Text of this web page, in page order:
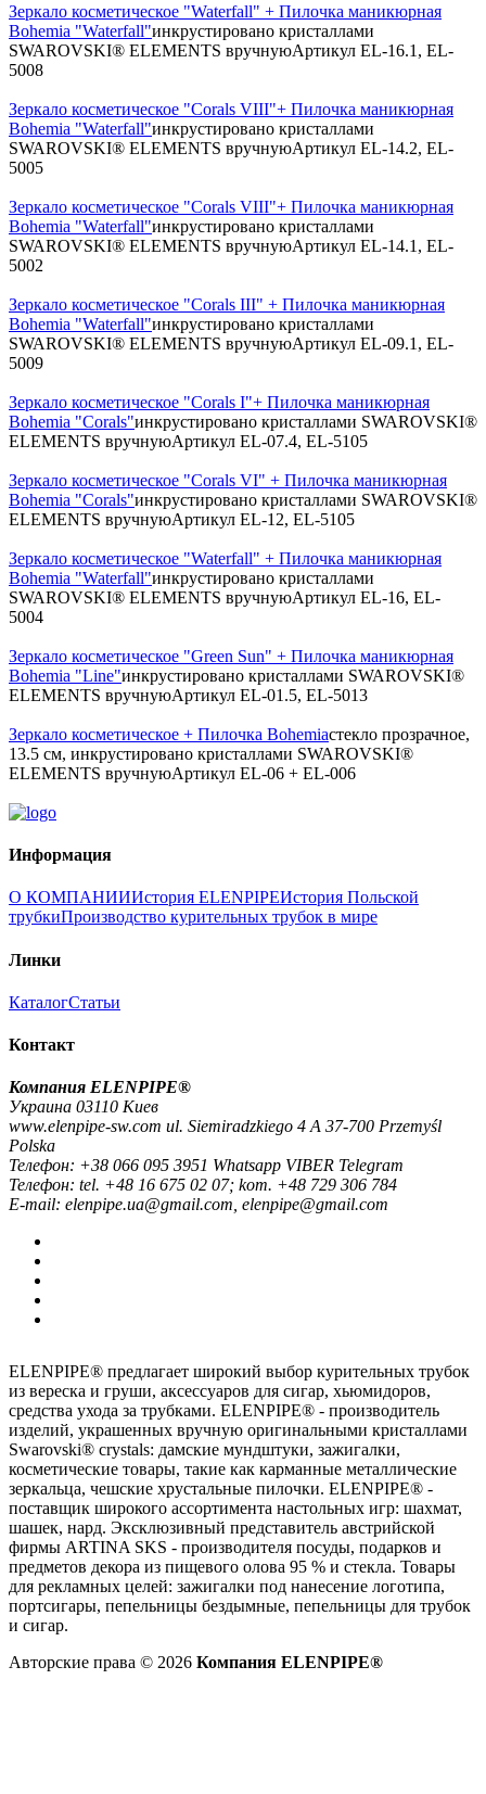
Зеркало косметическое "Waterfall" + Пилочка маникюрная
Bohemia "Waterfall"инкрустировано кристаллами
SWAROVSKI® ELEMENTS вручнуюАртикул EL-16.1, EL-
5008
Зеркало косметическое "Corals VIII"+ Пилочка маникюрная
Bohemia "Waterfall"инкрустировано кристаллами
SWAROVSKI® ELEMENTS вручнуюАртикул EL-14.2, EL-
5005
Зеркало косметическое "Corals VIII"+ Пилочка маникюрная
Bohemia "Waterfall"инкрустировано кристаллами
SWAROVSKI® ELEMENTS вручнуюАртикул EL-14.1, EL-
5002
Зеркало косметическое "Corals III" + Пилочка маникюрная
Bohemia "Waterfall"инкрустировано кристаллами
SWAROVSKI® ELEMENTS вручнуюАртикул EL-09.1, EL-
5009
Зеркало косметическое "Corals I"+ Пилочка маникюрная
Bohemia "Corals"инкрустировано кристаллами SWAROVSKI®
ELEMENTS вручнуюАртикул EL-07.4, EL-5105
Зеркало косметическое "Corals VI" + Пилочка маникюрная
Bohemia "Corals"инкрустировано кристаллами SWAROVSKI®
ELEMENTS вручнуюАртикул EL-12, EL-5105
Зеркало косметическое "Waterfall" + Пилочка маникюрная
Bohemia "Waterfall"инкрустировано кристаллами
SWAROVSKI® ELEMENTS вручнуюАртикул EL-16, EL-
5004
Зеркало косметическое "Green Sun" + Пилочка маникюрная
Bohemia "Line"инкрустировано кристаллами SWAROVSKI®
ELEMENTS вручнуюАртикул EL-01.5, EL-5013
Зеркало косметическое + Пилочка Bohemiaстекло прозрачное,
13.5 см, инкрустировано кристаллами SWAROVSKI®
ELEMENTS вручнуюАртикул EL-06 + EL-006
Информация
О КОМПАНИИИстория ELENPIPEИстория Польской
трубкиПроизводство курительных трубок в мире
Линки
КаталогСтатьи
Контакт
Компания ELENPIPE®
Украина 03110 Киев
www.elenpipe-sw.com ul. Siemiradzkiego 4 A 37-700 Przemyśl
Polska
Телефон: +38 066 095 3951 Whatsapp VIBER Telegram
Телефон: tel. +48 16 675 02 07; kom. +48 729 306 784
E-mail: elenpipe.ua@gmail.com, elenpipe@gmail.com
ELENPIPE® предлагает широкий выбор курительных трубок
из вереска и груши, аксессуаров для сигар, хьюмидоров,
средства ухода за трубками. ELENPIPE® - производитель
изделий, украшенных вручную оригинальными кристаллами
Swarovski® crystals: дамские мундштуки, зажигалки,
косметические товары, такие как карманные металлические
зеркальца, чешские хрустальные пилочки. ELENPIPE® -
поставщик широкого ассортимента настольных игр: шахмат,
шашек, нард. Эксклюзивный представитель австрийской
фирмы ARTINA SKS - производителя посуды, подарков и
предметов декора из пищевого олова 95 % и стекла. Товары
для рекламных целей: зажигалки под нанесение логотипа,
портсигары, пепельницы бездымные, пепельницы для трубок
и сигар.
Авторские права © 2026 Компания ELENPIPE®